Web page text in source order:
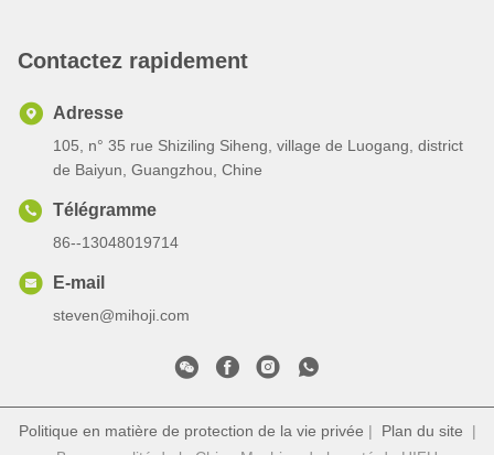
Contactez rapidement
Adresse
105, n° 35 rue Shiziling Siheng, village de Luogang, district
de Baiyun, Guangzhou, Chine
Télégramme
86--13048019714
E-mail
steven@mihoji.com
Politique en matière de protection de la vie privée | Plan du site |